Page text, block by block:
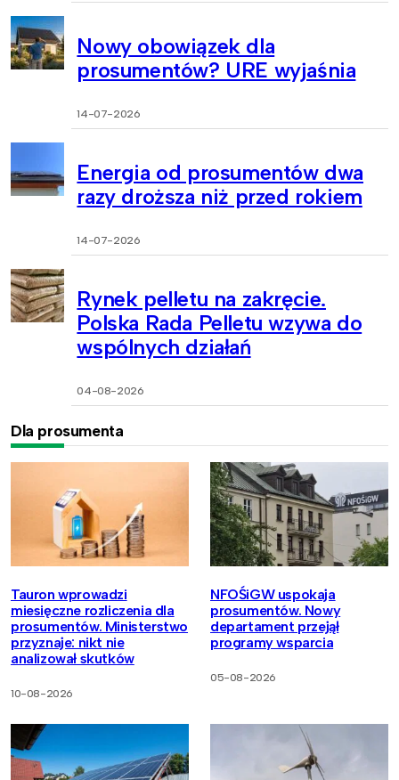
Nowy obowiązek dla
prosumentów? URE wyjaśnia
14-07-2026
Energia od prosumentów dwa
razy droższa niż przed rokiem
14-07-2026
Rynek pelletu na zakręcie.
Polska Rada Pelletu wzywa do
wspólnych działań
04-08-2026
Dla prosumenta
Tauron wprowadzi
miesięczne rozliczenia dla
prosumentów. Ministerstwo
przyznaje: nikt nie
analizował skutków
10-08-2026
NFOŚiGW uspokaja
prosumentów. Nowy
departament przejął
programy wsparcia
05-08-2026